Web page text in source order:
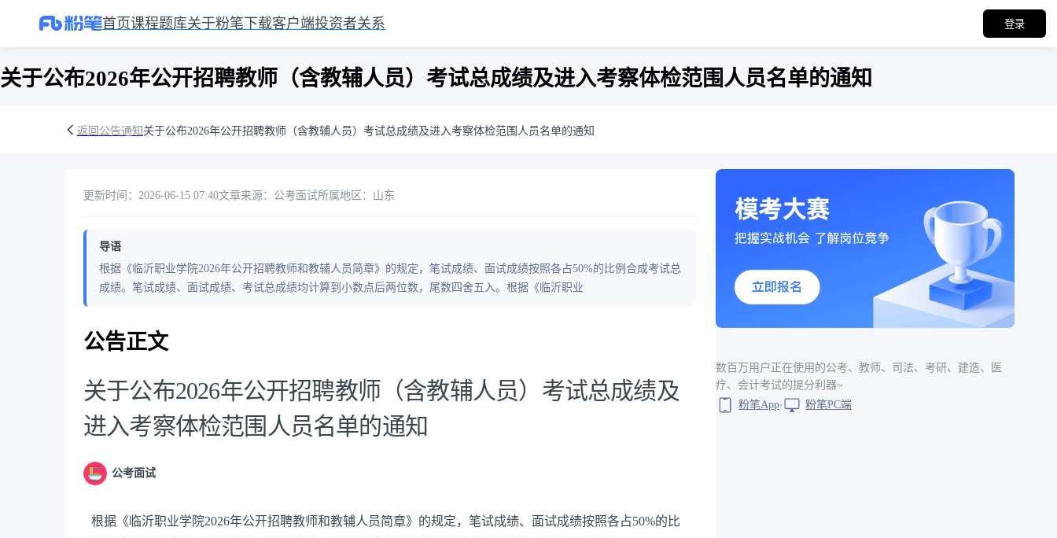
首页课程题库关于粉笔 下载客户端投资者关系 登录
关于公布2026年公开招聘教师（含教辅人员）考试总成绩及进入考察体检范围人员名单的通知
返回公告通知 关于公布2026年公开招聘教师（含教辅人员）考试总成绩及进入考察体检范围人员名单的通知
更新时间：2026-06-15 07:40文章来源：公考面试所属地区：山东
导语
根据《临沂职业学院2026年公开招聘教师和教辅人员简章》的规定，笔试成绩、面试成绩按照各占50%的比例合成考试总
成绩。笔试成绩、面试成绩、考试总成绩均计算到小数点后两位数，尾数四舍五入。根据《临沂职业
公告正文
关于公布2026年公开招聘教师（含教辅人员）考试总成绩及
进入考察体检范围人员名单的通知
公考面试
根据《临沂职业学院2026年公开招聘教师和教辅人员简章》的规定，笔试成绩、面试成绩按照各占50%的比
数百万用户正在使用的公考、教师、司法、考研、建造、医
疗、会计考试的提分利器~
粉笔App
粉笔PC端